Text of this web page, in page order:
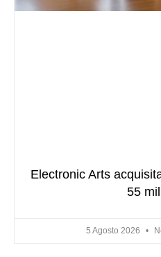
Electronic Arts
55
5 Agosto 2026